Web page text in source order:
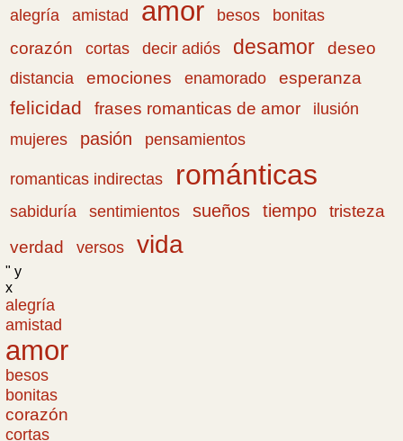
alegría amistad amor besos
bonitas
corazón
cortas decir adiós desamor deseo
distancia emociones enamorado esperanza
felicidad frases romanticas de amor
ilusión
mujeres
pasión pensamientos
romanticas indirectas románticas
sabiduría sentimientos sueños tiempo
tristeza
verdad
versos vida
" y
x
alegría
amistad
amor
besos
bonitas
corazón
cortas